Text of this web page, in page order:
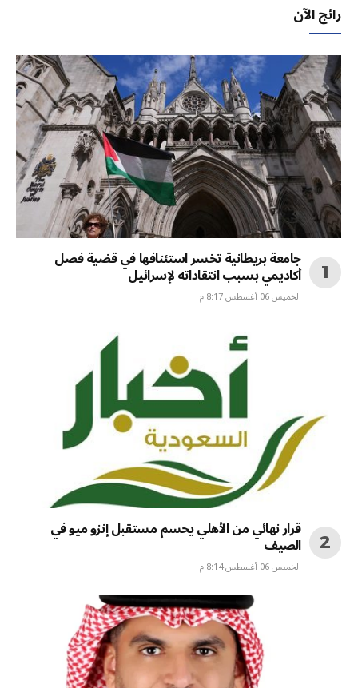
رائج الآن
جامعة بريطانية تخسر استئنافها في قضية فصل
أكاديمي بسبب انتقاداته لإسرائيل
الخميس 06 أغسطس 8:17 م
قرار نهائي من الأهلي يحسم مستقبل إنزو ميو في
الصيف
الخميس 06 أغسطس 8:14 م